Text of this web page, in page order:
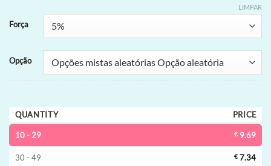
Força
Opção
LIMPAR
QUANTITY PRICE
10 - 29 € 9.69
30 - 49 € 7.34